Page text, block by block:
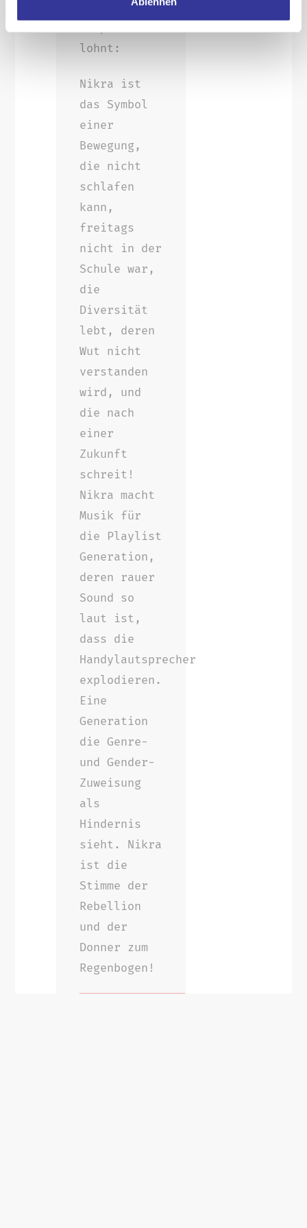
lohnt:
Nikra ist
das Symbol
einer
Bewegung,
die nicht
schlafen
kann,
freitags
nicht in der
Schule war,
die
Diversität
lebt, deren
Wut nicht
verstanden
wird, und
die nach
einer
Zukunft
schreit!
Nikra macht
Musik für
die Playlist
Generation,
deren rauer
Sound so
laut ist,
dass die
Handylautsprecher
explodieren.
Eine
Generation
die Genre-
und Gender-
Zuweisung
als
Hindernis
sieht. Nikra
ist die
Stimme der
Rebellion
und der
Donner zum
Regenbogen!